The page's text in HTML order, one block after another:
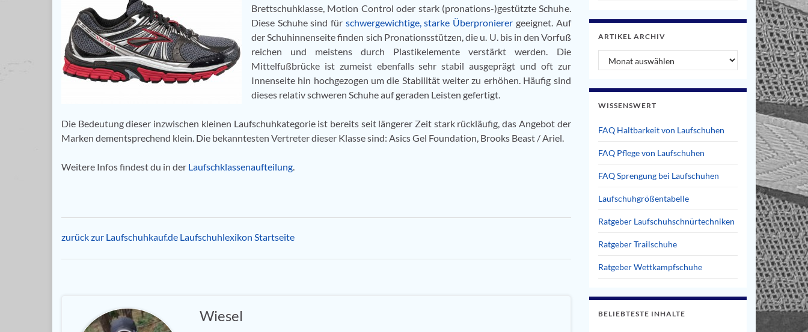
Brettschuhklasse, Motion Control oder stark (pronations-)gestützte Schuhe.
Diese Schuhe sind für schwergewichtige, starke Überpronierer geeignet. Auf
der Schuhinnenseite finden sich Pronationsstützen, die u. U. bis in den Vorfuß
reichen und meistens durch Plastikelemente verstärkt werden. Die
Mittelfußbrücke ist zumeist ebenfalls sehr stabil ausgeprägt und oft zur
Innenseite hin hochgezogen um die Stabilität weiter zu erhöhen. Häufig sind
dieses relativ schweren Schuhe auf geraden Leisten gefertigt.
Die Bedeutung dieser inzwischen kleinen Laufschuhkategorie ist bereits seit längerer Zeit stark rückläufig, das Angebot der
Marken dementsprechend klein. Die bekanntesten Vertreter dieser Klasse sind: Asics Gel Foundation, Brooks Beast / Ariel.
Weitere Infos findest du in der Laufschklassenaufteilung.
zurück zur Laufschuhkauf.de Laufschuhlexikon Startseite
Wiesel
ARTIKEL ARCHIV
Artikel Archiv
WISSENSWERT
FAQ Haltbarkeit von Laufschuhen
FAQ Pflege von Laufschuhen
FAQ Sprengung bei Laufschuhen
Laufschuhgrößentabelle
Ratgeber Laufschuhschnürtechniken
Ratgeber Trailschuhe
Ratgeber Wettkampfschuhe
BELIEBTESTE INHALTE